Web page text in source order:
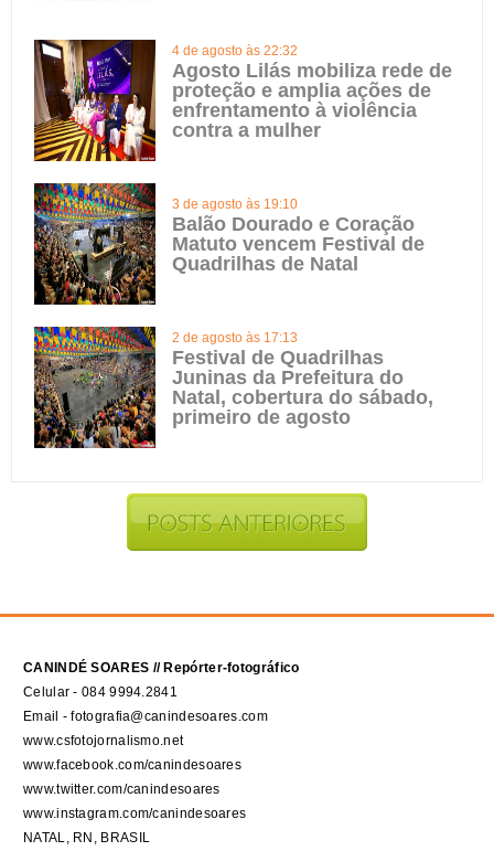
4 de agosto às 22:32
Agosto Lilás mobiliza rede de
proteção e amplia ações de
enfrentamento à violência
contra a mulher
3 de agosto às 19:10
Balão Dourado e Coração
Matuto vencem Festival de
Quadrilhas de Natal
2 de agosto às 17:13
Festival de Quadrilhas
Juninas da Prefeitura do
Natal, cobertura do sábado,
primeiro de agosto
CANINDÉ SOARES // Repórter-fotográfico
Celular - 084 9994.2841
Email - fotografia@canindesoares.com
www.csfotojornalismo.net
www.facebook.com/canindesoares
www.twitter.com/canindesoares
www.instagram.com/canindesoares
NATAL, RN, BRASIL